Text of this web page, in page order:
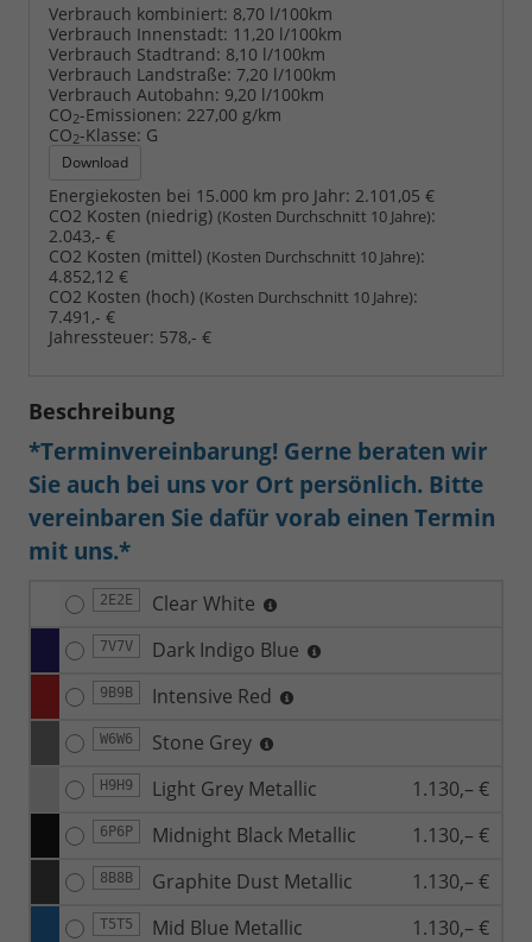
Verbrauch kombiniert: 8,70 l/100km
Verbrauch Innenstadt: 11,20 l/100km
Verbrauch Stadtrand: 8,10 l/100km
Verbrauch Landstraße: 7,20 l/100km
Verbrauch Autobahn: 9,20 l/100km
CO2-Emissionen: 227,00 g/km
CO2-Klasse: G
Download
Energiekosten bei 15.000 km pro Jahr: 2.101,05 €
CO2 Kosten (niedrig) (Kosten Durchschnitt 10 Jahre):
2.043,- €
CO2 Kosten (mittel) (Kosten Durchschnitt 10 Jahre):
4.852,12 €
CO2 Kosten (hoch) (Kosten Durchschnitt 10 Jahre):
7.491,- €
Jahressteuer: 578,- €
Beschreibung
*Terminvereinbarung! Gerne beraten wir
Sie auch bei uns vor Ort persönlich. Bitte
vereinbaren Sie dafür vorab einen Termin
mit uns.*
2E2E Clear White
7V7V Dark Indigo Blue
9B9B Intensive Red
W6W6 Stone Grey
H9H9 Light Grey Metallic 1.130,– €
6P6P Midnight Black Metallic 1.130,– €
8B8B Graphite Dust Metallic 1.130,– €
T5T5 Mid Blue Metallic 1.130,– €